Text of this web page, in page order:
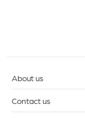
About us
Contact us